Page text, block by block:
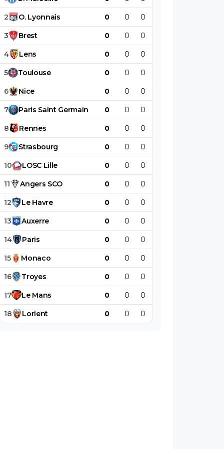
très bien joué.
2 O. Lyonnais 0 0 0
3 Brest 0 0 0
4 Lens 0 0 0
5 Toulouse 0 0 0
6 Nice 0 0 0
7 Paris Saint Germain 0 0 0
8 Rennes 0 0 0
9 Strasbourg 0 0 0
10 LOSC Lille 0 0 0
11 Angers SCO 0 0 0
12 Le Havre 0 0 0
13 Auxerre 0 0 0
14 Paris 0 0 0
15 Monaco 0 0 0
16 Troyes 0 0 0
17 Le Mans 0 0 0
18 Lorient 0 0 0